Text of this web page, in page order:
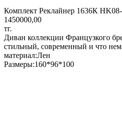
Комплект Реклайнер 1636К
1450000,00
тг.
Диван коллекции Французкого
стильный, современный и что
материал:Лен
Размеры:160*96*100